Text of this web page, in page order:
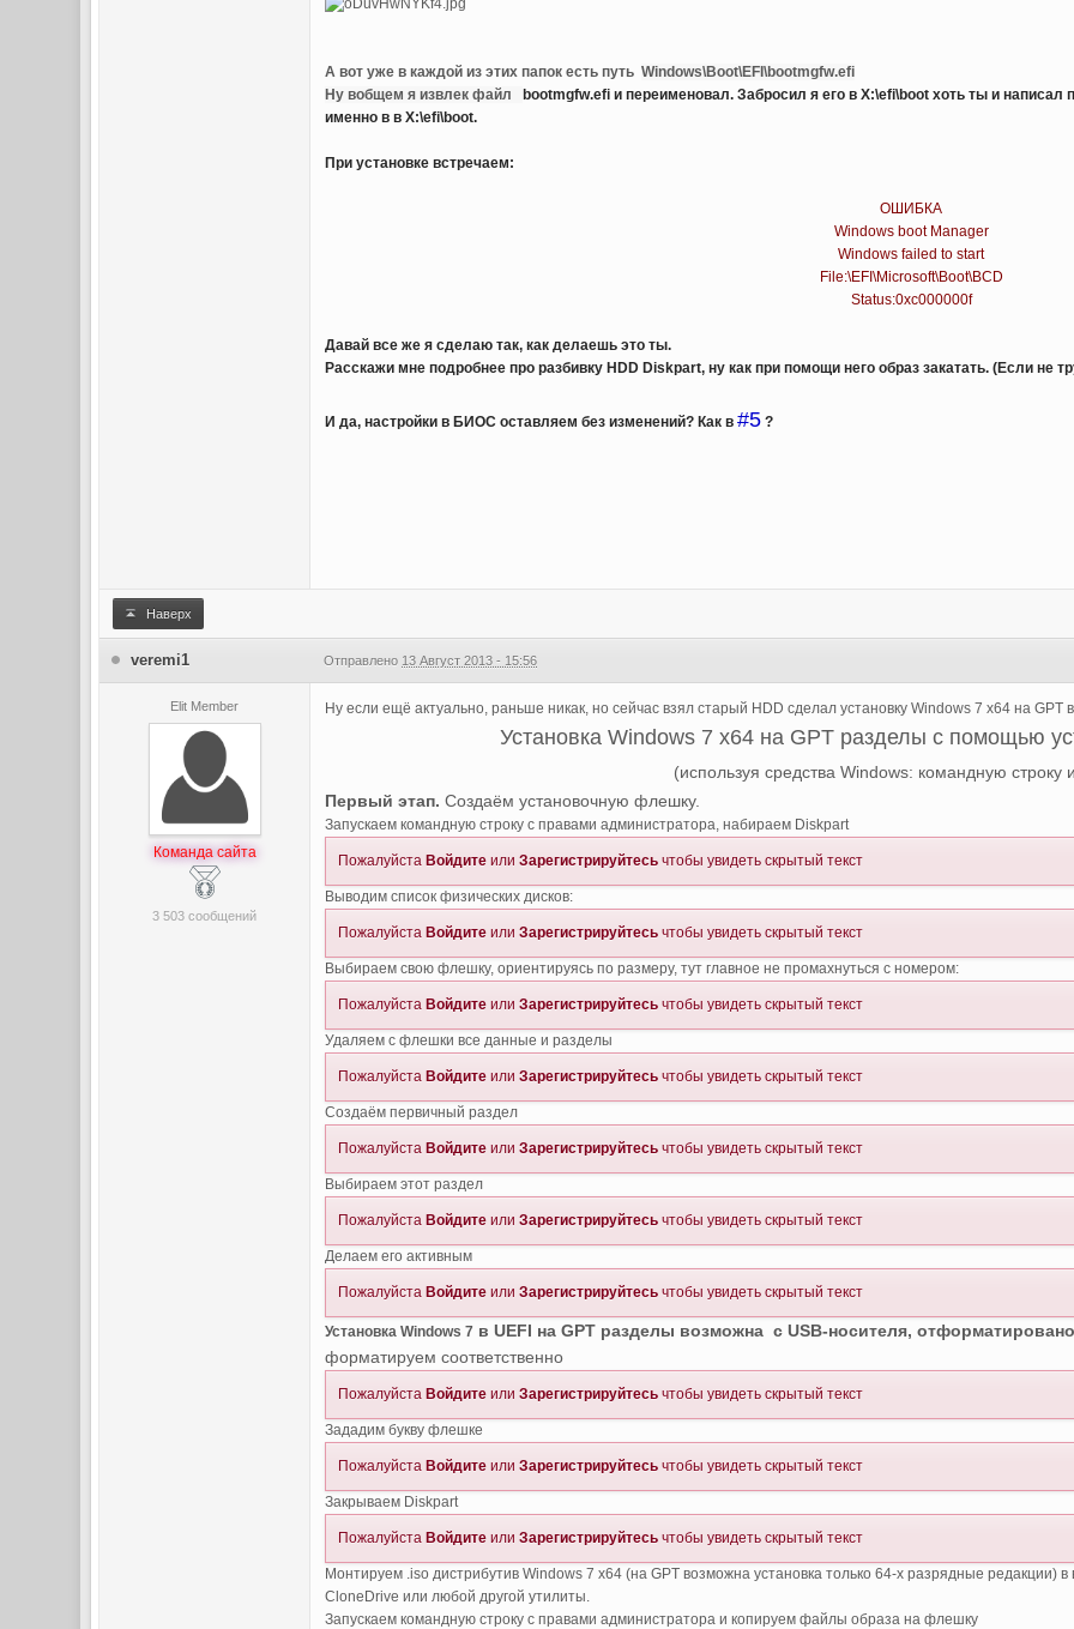
А вот уже в каждой из этих папок есть путьWindows\Boot\EFI\bootmgfw.efi
Ну вобщем я извлек файл
bootmgfw.efi и переименовал. Забросил я егов X:\efi\boot хоть ты и написал
именно вв X:\efi\boot.
При установке встречаем:
ОШИБКА
Windows boot Manager
Windows failed to start
File:\EFI\Microsoft\Boot\BCD
Status:0xc000000f
Давай все же я сделаю так, как делаешь это ты.
Расскажи мне подробнее про разбивку HDD Diskpart, ну как при помощи него образ закатать. (Если не
И да, настройки в БИОС оставляем без изменений? Как в #5 ?
Наверх
veremi1 Отправлено 13 Август 2013 - 15:56
Elit Member
Команда сайта
3 503 сообщений
Ну если ещё актуально, раньше никак, но сейчас взял старый HDD сделал установку Windows 7 x64 на
Установка Windows 7 x64 на GPT разделы с помощью
(используя средства Windows: командную строку
Первый этап. Создаём установочную флешку.
Запускаем командную строку с правами администратора, набираем Diskpart
Пожалуйста Войдите илиЗарегистрируйтесь чтобы увидеть скрытый текст
Выводим список физических дисков:
Пожалуйста Войдите илиЗарегистрируйтесь чтобы увидеть скрытый текст
Выбираем свою флешку, ориентируясь по размеру, тут главное не промахнуться с номером:
Пожалуйста Войдите илиЗарегистрируйтесь чтобы увидеть скрытый текст
Удаляем с флешки все данные и разделы
Пожалуйста Войдите илиЗарегистрируйтесь чтобы увидеть скрытый текст
Создаём первичный раздел
Пожалуйста Войдите илиЗарегистрируйтесь чтобы увидеть скрытый текст
Выбираем этот раздел
Пожалуйста Войдите илиЗарегистрируйтесь чтобы увидеть скрытый текст
Делаем его активным
Пожалуйста Войдите илиЗарегистрируйтесь чтобы увидеть скрытый текст
Установка Windows 7 в UEFI наGPT разделы возможна с USB-носителя,
форматируем соответственно
Пожалуйста Войдите илиЗарегистрируйтесь чтобы увидеть скрытый текст
Зададим букву флешке
Пожалуйста Войдите илиЗарегистрируйтесь чтобы увидеть скрытый текст
Закрываем Diskpart
Пожалуйста Войдите илиЗарегистрируйтесь чтобы увидеть скрытый текст
Монтируем .iso дистрибутив Windows 7 x64 (на GPT возможна установка только 64-х разрядные редакции)
CloneDrive или любой другой утилиты.
Запускаем командную строку с правами администратора и копируем файлы образа на флешку